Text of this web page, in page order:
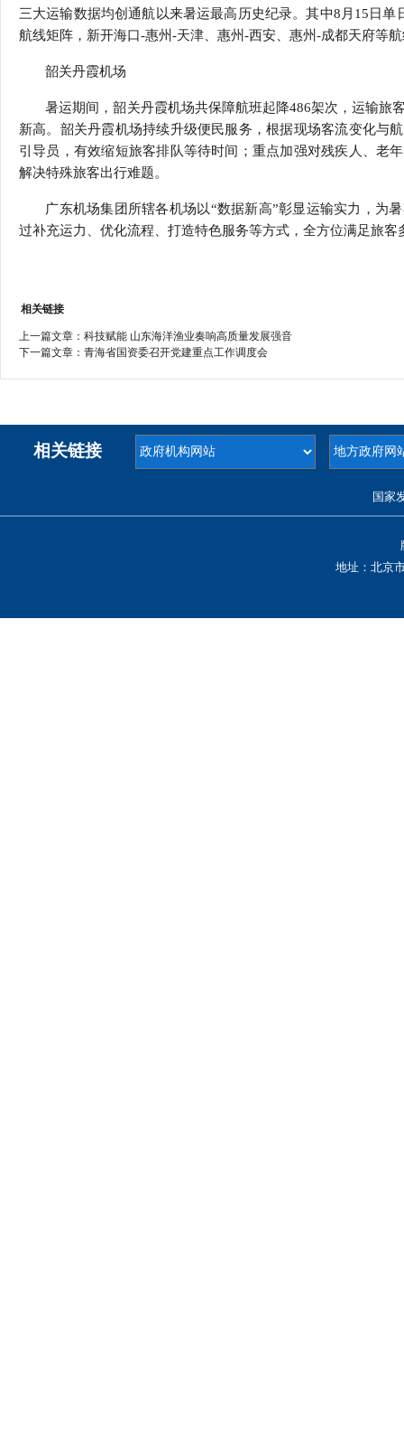
三大运输数据均创通航以来暑运最高历史纪录。其中8月15日
航线矩阵，新开海口-惠州-天津、惠州-西安、惠州-成都天府等
韶关丹霞机场
暑运期间，韶关丹霞机场共保障航班起降486架次，运输旅
新高。韶关丹霞机场持续升级便民服务，根据现场客流变化与
引导员，有效缩短旅客排队等待时间；重点加强对残疾人、老
解决特殊旅客出行难题。
广东机场集团所辖各机场以“数据新高”彰显运输实力，为
过补充运力、优化流程、打造特色服务等方式，全方位满足旅客
相关链接
上一篇文章： 科技赋能 山东海洋渔业奏响高质量发展强音
下一篇文章： 青海省国资委召开党建重点工作调度会
相关链接
国家
地址：北京